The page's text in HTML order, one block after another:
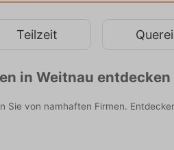
Teilzeit
in Weitnau entdecken
Sie von namhaften Firmen.